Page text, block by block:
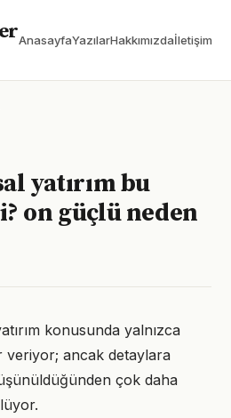
AnasayfaYazılarHakkımızdaİletişim
yatırım bu
on güçlü neden
konusunda yalnızca
veriyor; ancak detaylara
çok daha